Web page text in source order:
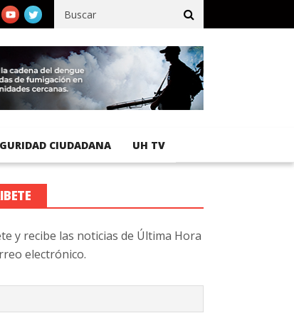
92 % de avance en obras de terracería
CIUDADANA UH TV
y recibe las noticias de Última Hora
electrónico.